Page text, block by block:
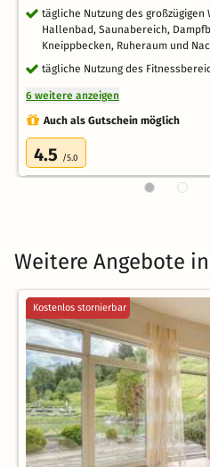
tägliche Nutzung des
Hallenbad, Saunabereich,
Kneippbecken, Ruheraum und
tägliche Nutzung des
6 weitere anzeigen
Auch als Gutschein möglich
4.5 /5.0
Weitere Angebote
Kostenlos stornierbar